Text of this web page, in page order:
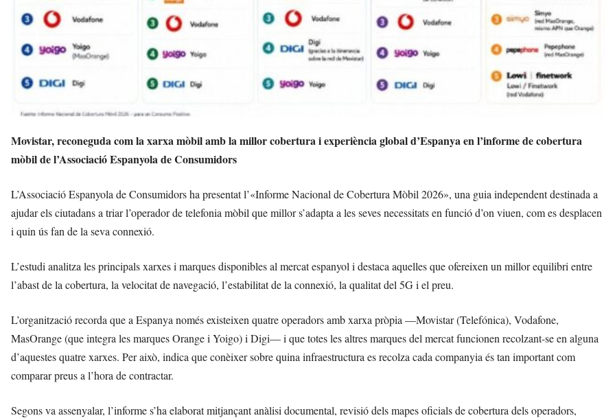
Movistar, reconeguda com la xarxa mòbil amb la millor cobertura i experiència global d’Espanya en l’informe de cobertura
mòbil de l’Associació Espanyola de Consumidors
L’Associació Espanyola de Consumidors ha presentat l’«Informe Nacional de Cobertura Mòbil 2026», una guia independent destinada a
ajudar els ciutadans a triar l’operador de telefonia mòbil que millor s’adapta a les seves necessitats en funció d’on viuen, com es desplacen
i quin ús fan de la seva connexió.
L’estudi analitza les principals xarxes i marques disponibles al mercat espanyol i destaca aquelles que ofereixen un millor equilibri entre
l’abast de la cobertura, la velocitat de navegació, l’estabilitat de la connexió, la qualitat del 5G i el preu.
L’organització recorda que a Espanya només existeixen quatre operadors amb xarxa pròpia —Movistar (Telefónica), Vodafone,
MasOrange (que integra les marques Orange i Yoigo) i Digi— i que totes les altres marques del mercat funcionen recolzant-se en alguna
d’aquestes quatre xarxes. Per això, indica que conèixer sobre quina infraestructura es recolza cada companyia és tan important com
comparar preus a l’hora de contractar.
Segons va assenyalar, l’informe s’ha elaborat mitjançant anàlisi documental, revisió dels mapes oficials de cobertura dels operadors,